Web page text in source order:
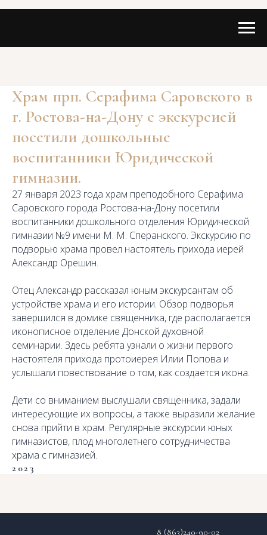
Храм прп. Серафима Саровского в
г. Ростова-на-Дону с экскурсией
посетили дошкольные
воспитанники Юридической
гимназии.
27 января 2023 года храм преподобного Серафима
Саровского города Ростова-на-Дону посетили
воспитанники дошкольного отделения Юридической
гимназии №9 имени М. М. Сперанского. Экскурсию по
подворью храма провел настоятель прихода иерей
Александр Орешин.
Отец Александр рассказал юным экскурсантам об
устройстве храма и его истории. Обзор подворья
завершился в домике священника, где располагается
иконописное отделение Донской духовной
семинарии. Здесь ребята узнали о жизни первого
настоятеля прихода протоиерея Илии Попова и
услышали повествование о том, как создается икона.
Дети со вниманием выслушали священника, задали
интересующие их вопросы, а также выразили желание
снова прийти в храм. Регулярные экскурсии юных
гимназистов, плод многолетнего сотрудничества
храма с гимназией.
2023
8 (863)240-90-02